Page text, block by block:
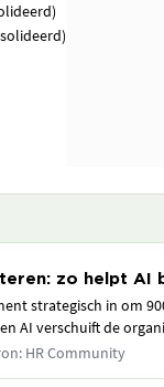
zo helpt AI
strategisch in om
AI verschuift de
HR Community